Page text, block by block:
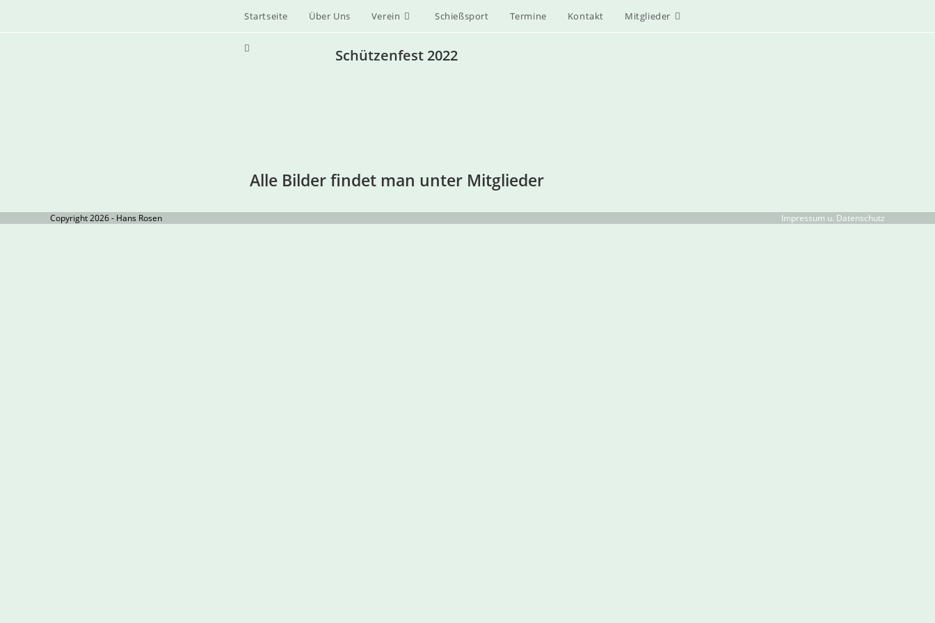
Startseite Über Uns Verein Schießsport Termine Kontakt Mitglieder
Schützenfest 2022
Alle Bilder findet man unter Mitglieder
Impressum u. Datenschutz
Copyright 2026 - Hans Rosen